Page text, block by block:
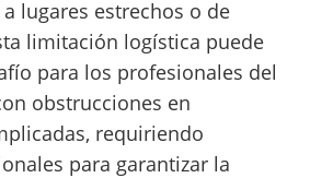
lugares estrechos o de
limitación logística puede
para los profesionales del
obstrucciones en
requiriendo
para garantizar la